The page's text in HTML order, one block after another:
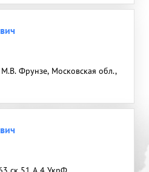
Фрунзе, Московская обл.,